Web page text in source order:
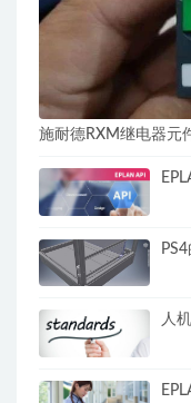
施耐德RXM继电器元
人